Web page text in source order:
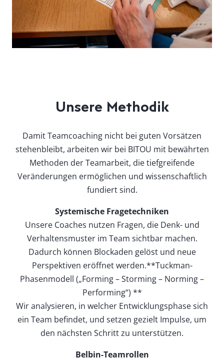
Unsere Methodik
Damit Teamcoaching nicht bei guten Vorsätzen
stehenbleibt, arbeiten wir bei BITOU mit bewährten
Methoden der Teamarbeit, die tiefgreifende
Veränderungen ermöglichen und wissenschaftlich
fundiert sind.
Systemische Fragetechniken
Unsere Coaches nutzen Fragen, die Denk- und
Verhaltensmuster im Team sichtbar machen.
Dadurch können Blockaden gelöst und neue
Perspektiven eröffnet werden.**Tuckman-
Phasenmodell („Forming – Storming – Norming –
Performing“) **
Wir analysieren, in welcher Entwicklungsphase sich
ein Team befindet, und setzen gezielt Impulse, um
den nächsten Schritt zu unterstützen.
Belbin-Teamrollen